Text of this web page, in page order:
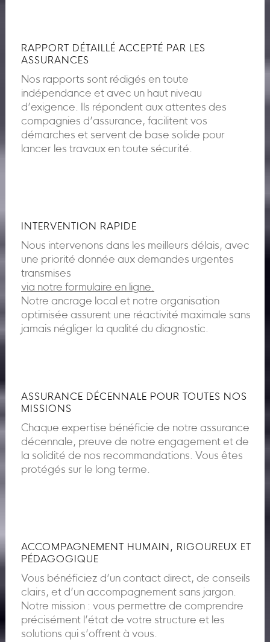
RAPPORT DÉTAILLÉ ACCEPTÉ PAR LES
ASSURANCES
Nos rapports sont rédigés en toute
indépendance et avec un haut niveau
d’exigence. Ils répondent aux attentes des
compagnies d’assurance, facilitent vos
démarches et servent de base solide pour
lancer les travaux en toute sécurité.
INTERVENTION RAPIDE
Nous intervenons dans les meilleurs délais, avec
une priorité donnée aux demandes urgentes
transmises
via notre formulaire en ligne.
Notre ancrage local et notre organisation
optimisée assurent une réactivité maximale sans
jamais négliger la qualité du diagnostic.
ASSURANCE DÉCENNALE POUR TOUTES NOS
MISSIONS
Chaque expertise bénéficie de notre assurance
décennale, preuve de notre engagement et de
la solidité de nos recommandations. Vous êtes
protégés sur le long terme.
ACCOMPAGNEMENT HUMAIN, RIGOUREUX ET
PÉDAGOGIQUE
Vous bénéficiez d’un contact direct, de conseils
clairs, et d’un accompagnement sans jargon.
Notre mission : vous permettre de comprendre
précisément l’état de votre structure et les
solutions qui s’offrent à vous.